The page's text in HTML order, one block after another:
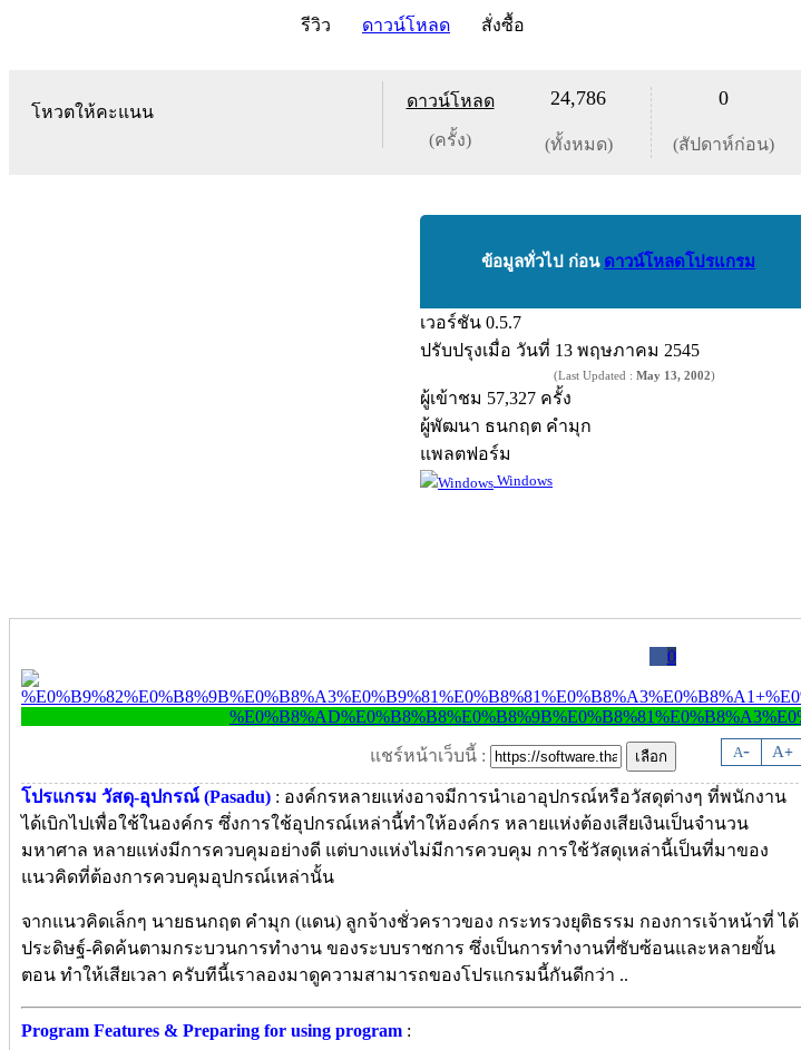
รีวิว ดาวน์โหลด สั่งซื้อ
โหวตให้คะแนน
ดาวน์โหลด
(ครั้ง)
24,786
(ทั้งหมด)
0
(สัปดาห์ก่อน)
ข้อมูลทั่วไป ก่อน ดาวน์โหลดโปรแกรม
เวอร์ชัน 0.5.7
ปรับปรุงเมื่อ วันที่ 13 พฤษภาคม 2545
(Last Updated : May 13, 2002)
ผู้เข้าชม 57,327 ครั้ง
ผู้พัฒนา ธนกฤต คำมุก
แพลตฟอร์ม
Windows
0
A- A+
แชร์หน้าเว็บนี้ :
โปรแกรม วัสดุ-อุปกรณ์ (Pasadu) : องค์กรหลายแห่งอาจมีการนำเอาอุปกรณ์หรือวัสดุต่างๆ ที่พนักงาน
ได้เบิกไปเพื่อใช้ในองค์กร ซึ่งการใช้อุปกรณ์เหล่านี้ทำให้องค์กร หลายแห่งต้องเสียเงินเป็นจำนวน
มหาศาล หลายแห่งมีการควบคุมอย่างดี แต่บางแห่งไม่มีการควบคุม การใช้วัสดุเหล่านี้เป็นที่มาของ
แนวคิดที่ต้องการควบคุมอุปกรณ์เหล่านั้น
จากแนวคิดเล็กๆ นายธนกฤต คำมุก (แดน) ลูกจ้างชั่วคราวของ กระทรวงยุติธรรม กองการเจ้าหน้าที่ ได้
ประดิษฐ์-คิดค้นตามกระบวนการทำงาน ของระบบราชการ ซึ่งเป็นการทำงานที่ซับซ้อนและหลายขั้น
ตอน ทำให้เสียเวลา ครับทีนี้เราลองมาดูความสามารถของโปรแกรมนี้กันดีกว่า ..
Program Features & Preparing for using program :